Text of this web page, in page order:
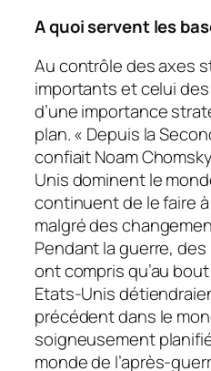
A quoi servent les
Au contrôle des axes
importants et celui
d’une importance
plan. « Depuis la
confiait Noam
Unis dominent le
continuent de le faire
malgré des
Pendant la guerre,
ont compris qu’au
Etats-Unis
précédent dans le
soigneusement
monde de l’après-